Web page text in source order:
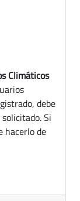
Climáticos
debe
Si
hacerlo de